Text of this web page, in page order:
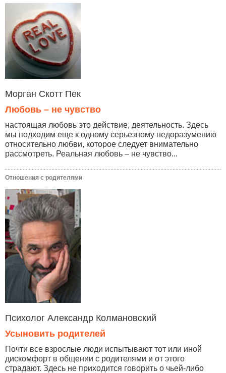
Морган Скотт Пек
Любовь – не чувство
настоящая любовь это действие, деятельность. Здесь
мы подходим еще к одному серьезному недоразумению
относительно любви, которое следует внимательно
рассмотреть. Реальная любовь – не чувство...
Отношения с родителями
Психолог Александр Колмановский
Усыновить родителей
Почти все взрослые люди испытывают тот или иной
дискомфорт в общении с родителями и от этого
страдают. Здесь не приходится говорить о чьей-либо